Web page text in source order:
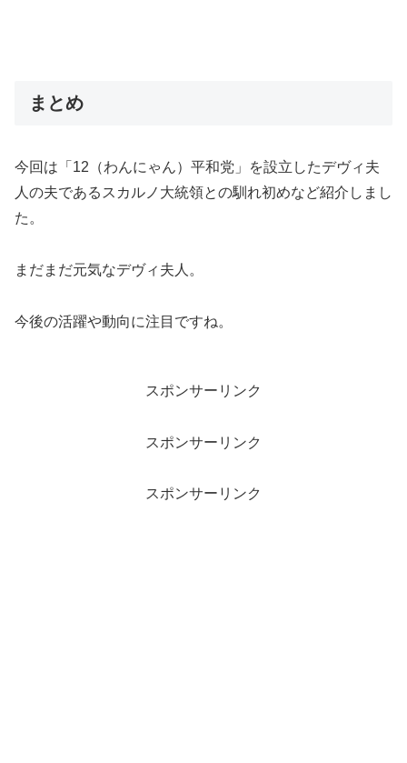
まとめ
今回は「12（わんにゃん）平和党」を設立したデヴィ夫
人の夫であるスカルノ大統領との馴れ初めなど紹介しまし
た。
まだまだ元気なデヴィ夫人。
今後の活躍や動向に注目ですね。
スポンサーリンク
スポンサーリンク
スポンサーリンク